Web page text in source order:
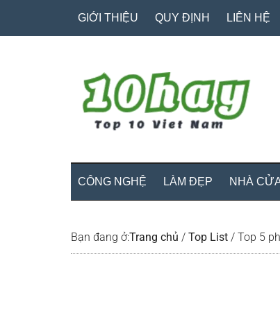
GIỚI THIỆU QUY ĐỊNH LIÊN HỆ
CÔNG NGHỆ LÀM ĐẸP NHÀ
Bạn đang ở:Trang chủ / Top List / Top 5